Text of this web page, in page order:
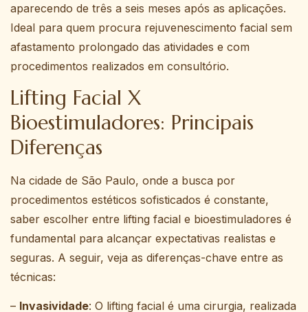
aparecendo de três a seis meses após as aplicações.
Ideal para quem procura rejuvenescimento facial sem
afastamento prolongado das atividades e com
procedimentos realizados em consultório.
Lifting Facial X
Bioestimuladores: Principais
Diferenças
Na cidade de São Paulo, onde a busca por
procedimentos estéticos sofisticados é constante,
saber escolher entre lifting facial e bioestimuladores é
fundamental para alcançar expectativas realistas e
seguras. A seguir, veja as diferenças-chave entre as
técnicas:
– Invasividade: O lifting facial é uma cirurgia, realizada